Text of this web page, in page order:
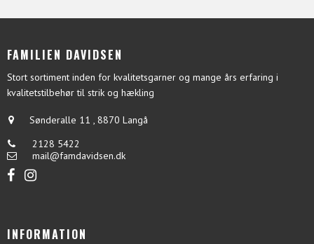
FAMILIEN DAVIDSEN
Stort sortiment inden for kvalitetsgarner og mange års erfaring i
kvalitetstilbehør til strik og hækling
Sønderalle 11 , 8870 Langå
2128 5422
mail@famdavidsen.dk
INFORMATION